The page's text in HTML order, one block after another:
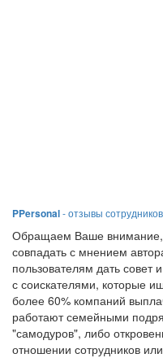
PPersonal- отзывы
Обращаем Ваше внимание,
совпадать с мнением
пользователям дать
с соискателями, которые
более 60% компаний
работают семейными
"самодуров", либо
отношении сотрудников